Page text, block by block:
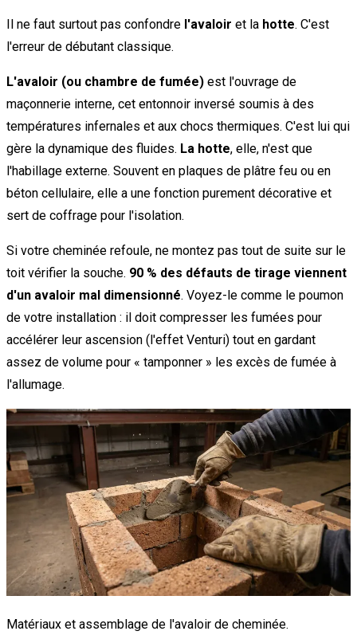
Il ne faut surtout pas confondre l'avaloir et la hotte. C'est
l'erreur de débutant classique.
L'avaloir (ou chambre de fumée) est l'ouvrage de
maçonnerie interne, cet entonnoir inversé soumis à des
températures infernales et aux chocs thermiques. C'est lui qui
gère la dynamique des fluides. La hotte, elle, n'est que
l'habillage externe. Souvent en plaques de plâtre feu ou en
béton cellulaire, elle a une fonction purement décorative et
sert de coffrage pour l'isolation.
Si votre cheminée refoule, ne montez pas tout de suite sur le
toit vérifier la souche. 90 % des défauts de tirage viennent
d'un avaloir mal dimensionné. Voyez-le comme le poumon
de votre installation : il doit compresser les fumées pour
accélérer leur ascension (l'effet Venturi) tout en gardant
assez de volume pour « tamponner » les excès de fumée à
l'allumage.
Matériaux et assemblage de l'avaloir de cheminée.